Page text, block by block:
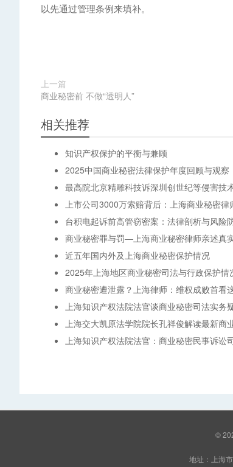
以先通过管理条例来填补。
上一篇
商业秘密前 不做“透明人”
相关推荐
知识产权保护的平衡与兼顾
2025中国商业秘密法律保护年度回顾与观察
最高院北京精雕科技诉深圳创世纪等侵害技
上市公司3000万索赔背后：上海商业秘密
台积电起诉前高管窃密案：法律剖析与风险
商业秘密罪与罚—上海商业秘密律师亲述真
近五年国内外及上海商业秘密保护情况
2025年上海地区商业秘密司法与行政保护情
商业秘密遭泄露？上海律师：维权成败首看
上海知识产权法院法官谈商业秘密司法实务
上海交大凯原法学院院长孔祥俊解读最新商
上海知识产权法院法官：商业秘密民事诉讼
©
地址：上海